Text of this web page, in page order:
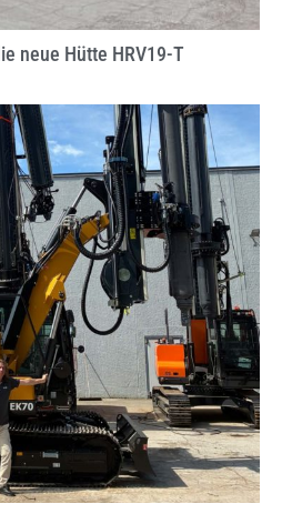
neue Hütte HRV19-T